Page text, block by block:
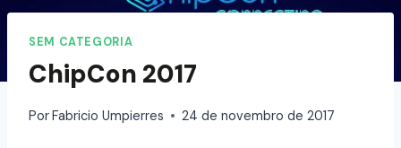
SEM CATEGORIA
ChipCon 2017
PorFabricio Umpierres 24 de novembro de 2017